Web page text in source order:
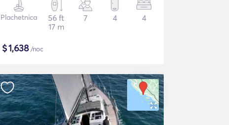
Plachetnica
56 ft
17 m
7 4 4
$1,638/noc